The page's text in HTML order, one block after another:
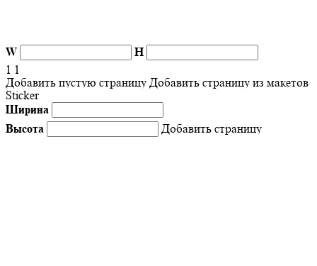
W
H
1 1
Добавить пустую страницу Добавить страницу из макетов
Sticker
Ширина
Высота
Добавить страницу